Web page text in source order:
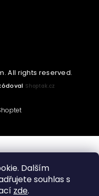
Dalším
souhlas s
zde.
. All rights reserved.
Shoptak.cz